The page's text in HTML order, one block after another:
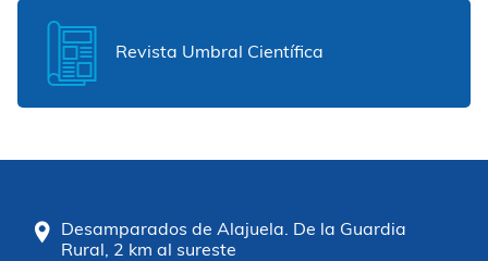
Revista Umbral Científica
Desamparados de Alajuela. De la Guardia
Rural, 2 km al sureste